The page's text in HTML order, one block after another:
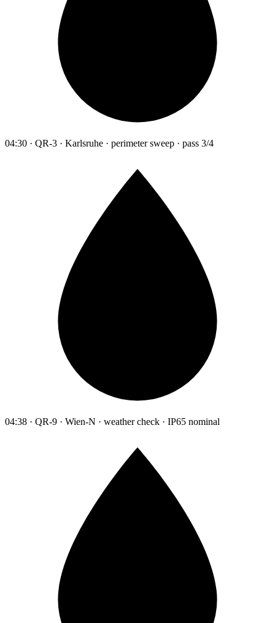
04:30 · QR-3 · Karlsruhe · perimeter sweep · pass 3/4
04:38 · QR-9 · Wien-N · weather check · IP65 nominal